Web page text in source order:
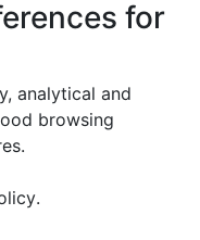
for
analytical and
browsing
.